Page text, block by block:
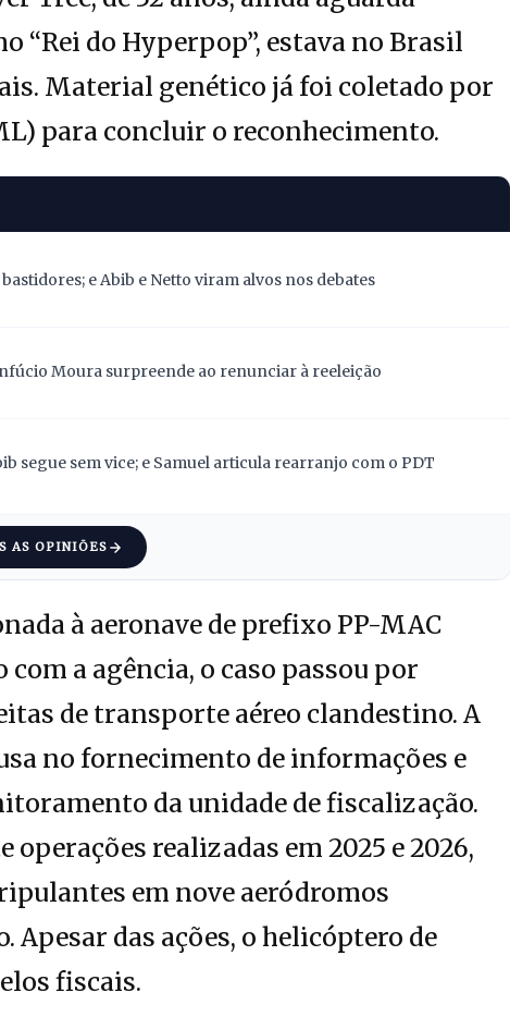
“Rei do Hyperpop”, estava no Brasil
Material genético já foi coletado por
para concluir o reconhecimento.
e Abib e Netto viram alvos nos debates
Moura surpreende ao renunciar à reeleição
segue sem vice; e Samuel articula rearranjo com o PDT
AS OPINIÕES
à aeronave de prefixo PP-MAC
com a agência, o caso passou por
de transporte aéreo clandestino. A
no fornecimento de informações e
da unidade de fiscalização.
realizadas em 2025 e 2026,
em nove aeródromos
Apesar das ações, o helicóptero de
fiscais.